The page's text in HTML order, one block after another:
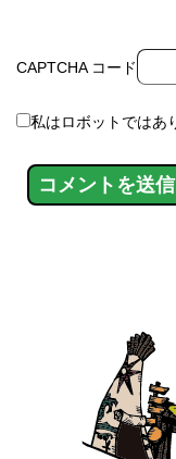
CAPTCHA コード
私はロボットではあ